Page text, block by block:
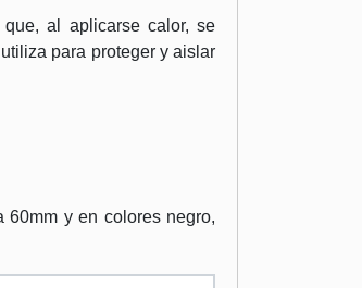
al aplicarse calor, se
para proteger y aislar
60mm y en colores negro,